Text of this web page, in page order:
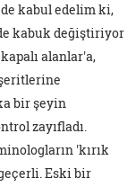
kabul edelim ki,
kabuk değiştiriyor
alanlar'a,
bir şeyin
zayıfladı.
'kırık
Eski bir